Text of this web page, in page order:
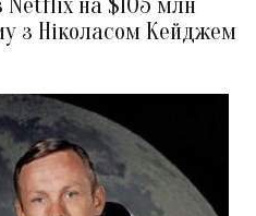
з Ніколасом Кейджем